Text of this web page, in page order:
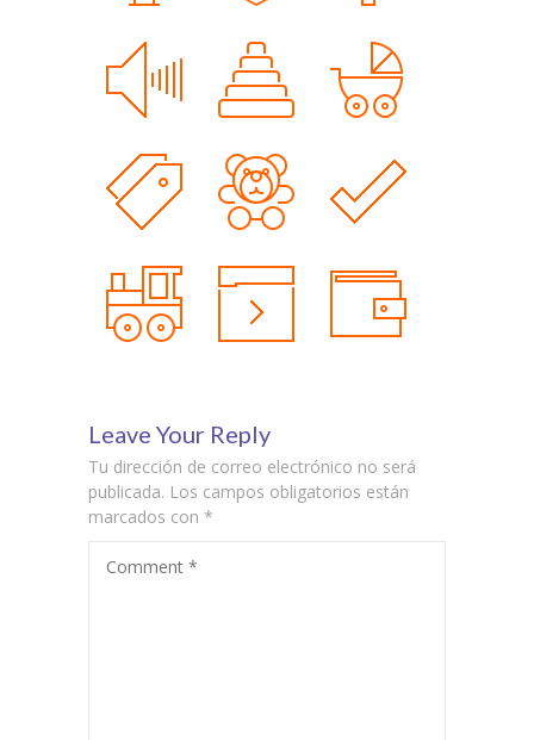
Leave Your Reply
Tu dirección de correo electrónico no será
publicada. Los campos obligatorios están
marcados con *
Comment *